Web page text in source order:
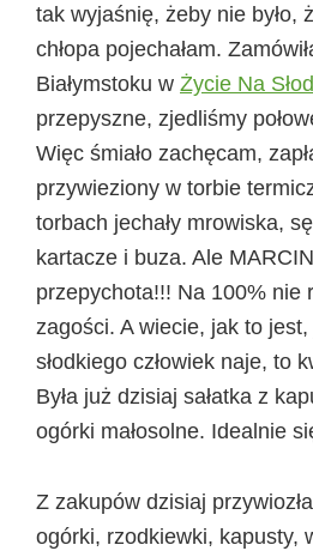
tak wyjaśnię, żeby nie było,
chłopa pojechałam.
Białymstoku w Życie Na
przepyszne, zjedliśmy
Więc śmiało zachęcam,
przywieziony w torbie
torbach jechały mrowiska,
kartacze i buza. Ale
przepychota!!! Na 100% nie
zagości. A wiecie, jak to
słodkiego człowiek naje, to
Była już dzisiaj sałatka z
ogórki małosolne. Idealnie
Z zakupów dzisiaj
ogórki, rzodkiewki, kapusty,